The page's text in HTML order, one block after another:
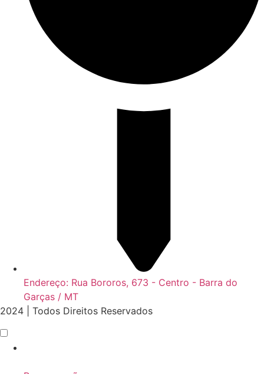
Endereço: Rua Bororos, 673 - Centro - Barra do
Garças / MT
2024 | Todos Direitos Reservados